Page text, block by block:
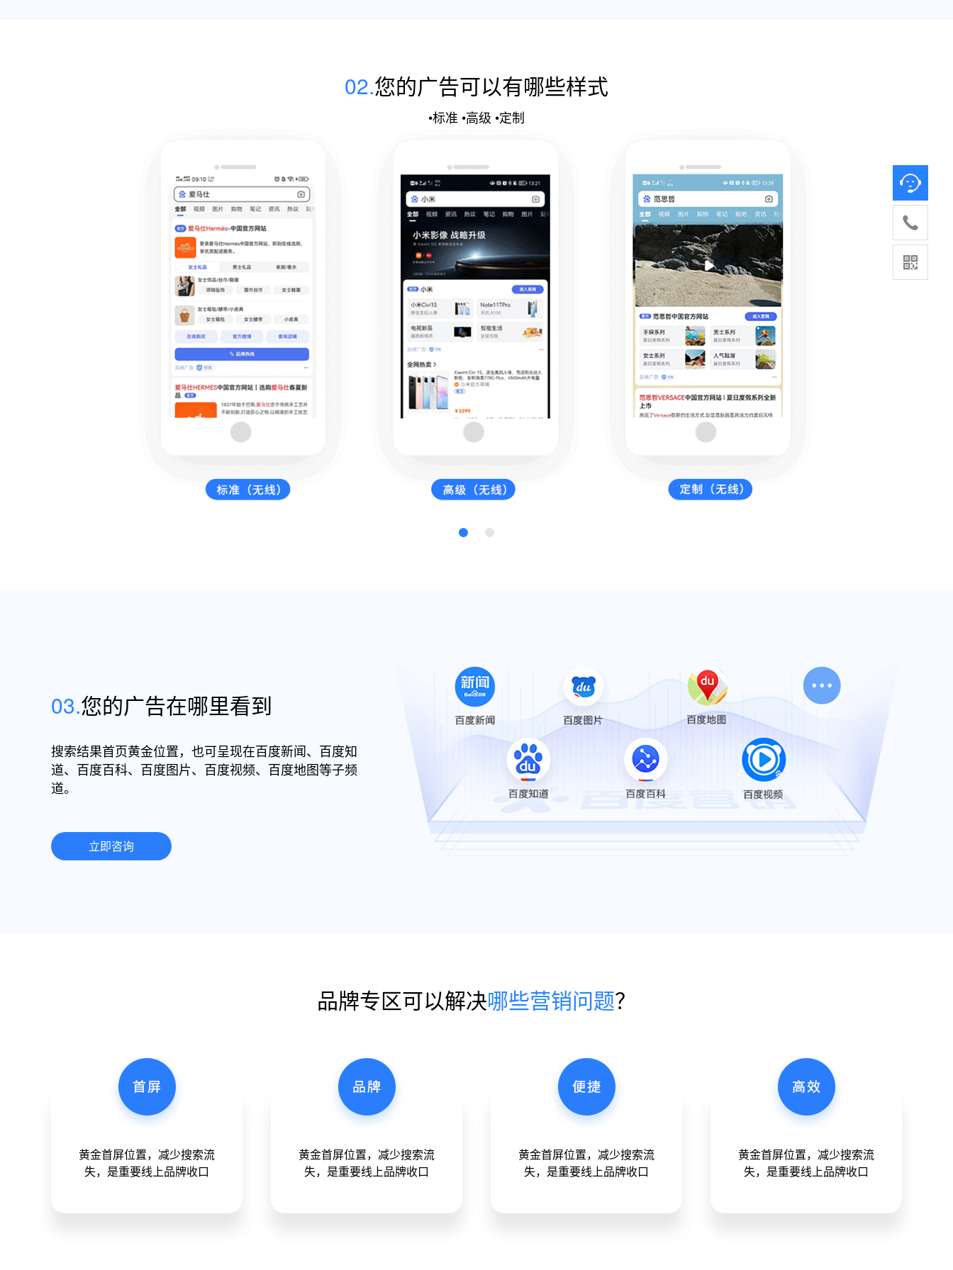
02.您的广告可以有哪些样式
•标准 •高级 •定制
03.您的广告在哪里看到
搜索结果首页黄金位置，也可呈现在百度新闻、百度知
道、百度百科、百度图片、百度视频、百度地图等子频
道。
立即咨询
品牌专区可以解决哪些营销问题？
黄金首屏位置，减少搜索流
失，是重要线上品牌收口
黄金首屏位置，减少搜索流
失，是重要线上品牌收口
黄金首屏位置，减少搜索流
失，是重要线上品牌收口
黄金首屏位置，减少搜索流
失，是重要线上品牌收口